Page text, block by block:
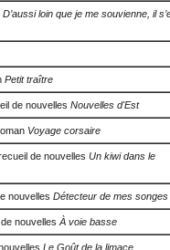
D’aussi loin que je me souvienne, il
Petit traître
de nouvelles Nouvelles d'Est
Voyage corsaire
de nouvelles Un kiwi dans le
nouvelles Détecteur de mes songes
nouvelles À voie basse
Le Goût de la limace